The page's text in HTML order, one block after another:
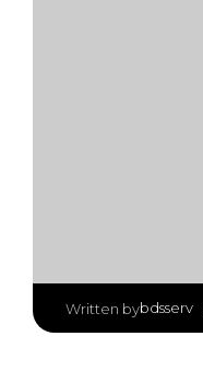
Written bybdsserv